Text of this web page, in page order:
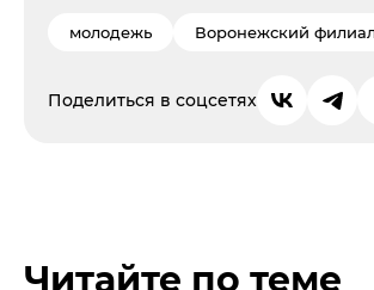
молодежь Воронежский
Поделиться в соцсетях
Читайте по теме